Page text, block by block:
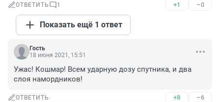
ОТВЕТИТЬ 1 +1 –0
Показать ещё 1 ответ
Гость
18 июня 2021, 15:51
Ужас! Кошмар! Всем ударную дозу спутника, и два
слоя намордников!
ОТВЕТИТЬ +8 –6